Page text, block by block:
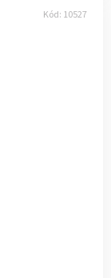
Kód: 10527